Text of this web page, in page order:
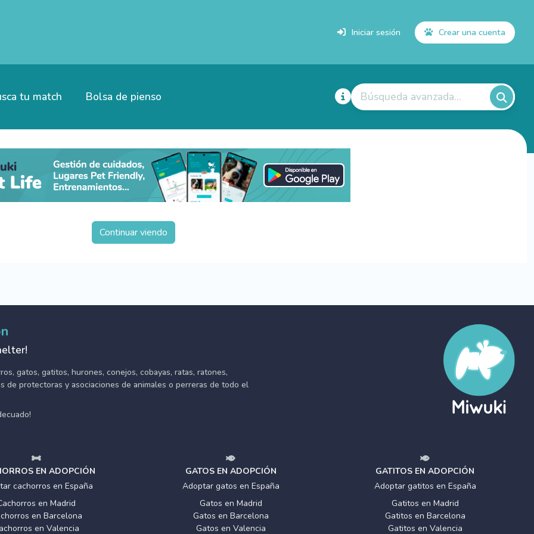
Iniciar sesión Crear una cuenta
tu match Bolsa de pienso Búsqueda avanzada...
Continuar viendo
gatos, gatitos, hurones, conejos, cobayas, ratas, ratones,
de protectoras y asociaciones de animales o perreras de todo el
EN ADOPCIÓN
cachorros en España
en Madrid
en Barcelona
en Valencia
GATOS EN ADOPCIÓN
Adoptar gatos en España
Gatos en Madrid
Gatos en Barcelona
Gatos en Valencia
GATITOS EN ADOPCIÓN
Adoptar gatitos en España
Gatitos en Madrid
Gatitos en Barcelona
Gatitos en Valencia